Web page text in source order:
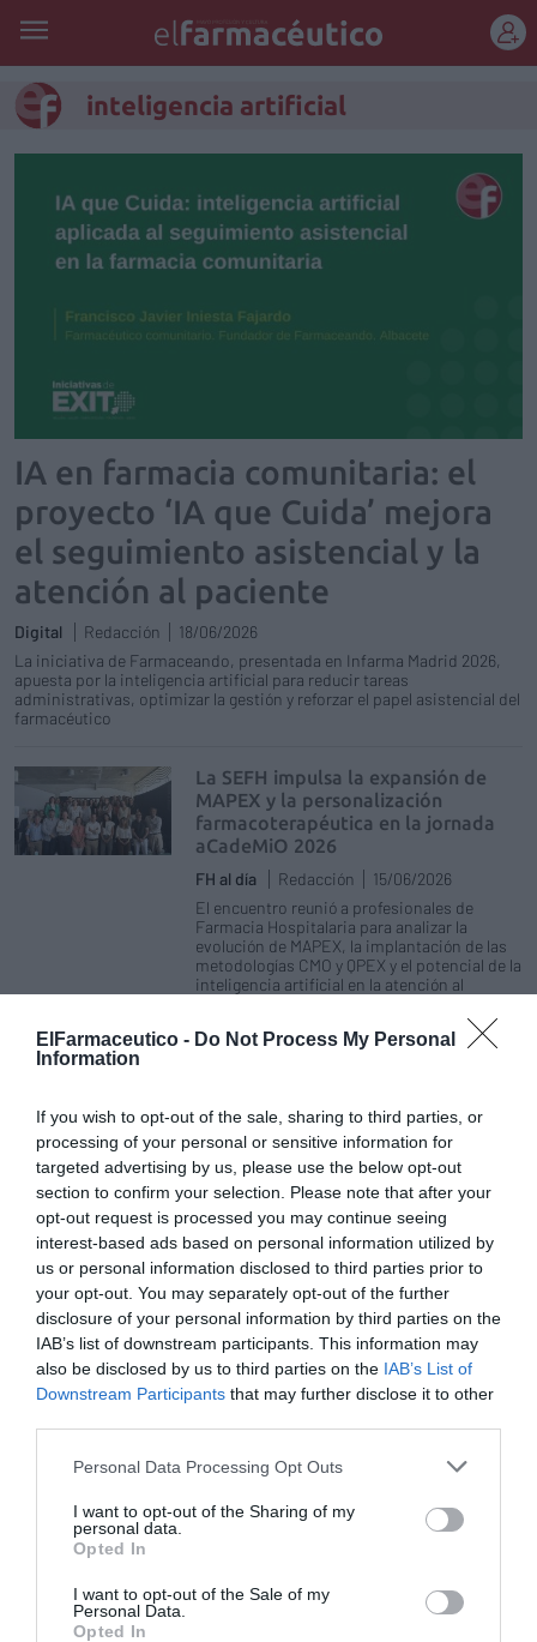
ElFarmaceutico - Do Not Process My Personal
Information
If you wish to opt-out of the sale, sharing to third parties, or
processing of your personal or sensitive information for
targeted advertising by us, please use the below opt-out
section to confirm your selection. Please note that after your
opt-out request is processed you may continue seeing
interest-based ads based on personal information utilized by
us or personal information disclosed to third parties prior to
your opt-out. You may separately opt-out of the further
disclosure of your personal information by third parties on the
IAB’s list of downstream participants. This information may
also be disclosed by us to third parties on the IAB’s List of
Downstream Participants that may further disclose it to other
Personal Data Processing Opt Outs
I want to opt-out of the Sharing of my
personal data.
Opted In
I want to opt-out of the Sale of my
Personal Data.
Opted In
inteligencia artificial
IA en farmacia comunitaria: el
proyecto ‘IA que Cuida’ mejora
el seguimiento asistencial y la
atención al paciente
Digital Redacción
18/06/2026
La iniciativa de Farmaceando, presentada en Infarma Madrid 2026,
apuesta por la inteligencia artificial para reducir tareas
administrativas, optimizar la gestión y reforzar el papel asistencial del
farmacéutico
La SEFH impulsa la expansión de
MAPEX y la personalización
farmacoterapéutica en la jornada
aCadeMiO 2026
FH al día Redacción
15/06/2026
El encuentro reunió a profesionales de
Farmacia Hospitalaria para analizar la
evolución de MAPEX, la implantación de las
metodologías CMO y QPEX y el potencial de la
inteligencia artificial en la atención al
dermofarmacia en Dermo&Figital
Ontour Barcelona
Noticias y novedades
Redacción
26/05/2026
El encuentro reunió a más de 300
profesionales para analizar las tendencias
que marcarán el futuro de la farmacia
comunitaria, con foco en longevidad, salud
hormonal femenina, digitalización y
experiencia del paciente
Inteligencia artificial, obesidad y
nuevos retos de salud, temas
de Madrid
Noticias y novedades
Redacción
La Sociedad Española de Farmacia Clínica,
Familiar y Comunitaria (SEFAC) reúne a
competencias profesionales, innovación,